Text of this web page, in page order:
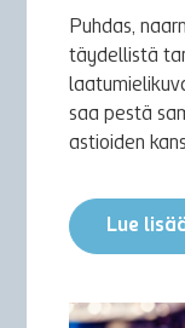
Puhdas,
täydellistä
saa pestä
astioiden
Lue